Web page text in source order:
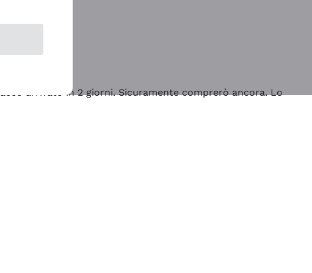
arrivato in 2 giorni. Sicuramente comprerò ancora. Lo